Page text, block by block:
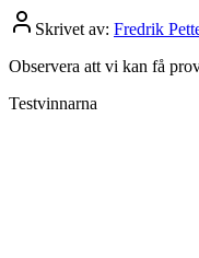
Skrivet av: Fredrik
Observera att vi kan få
Testvinnarna